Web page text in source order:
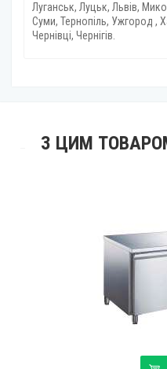
Луганськ, Луцьк, Львів,
Суми, Тернопіль, Ужгород ,
Чернівці, Чернігів.
З ЦИМ